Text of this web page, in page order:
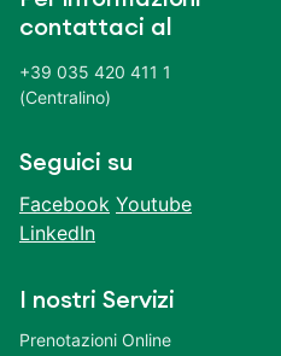
contattaci al
+39 035 420 411 1
(Centralino)
Seguici su
Facebook Youtube
LinkedIn
I nostri Servizi
Prenotazioni Online